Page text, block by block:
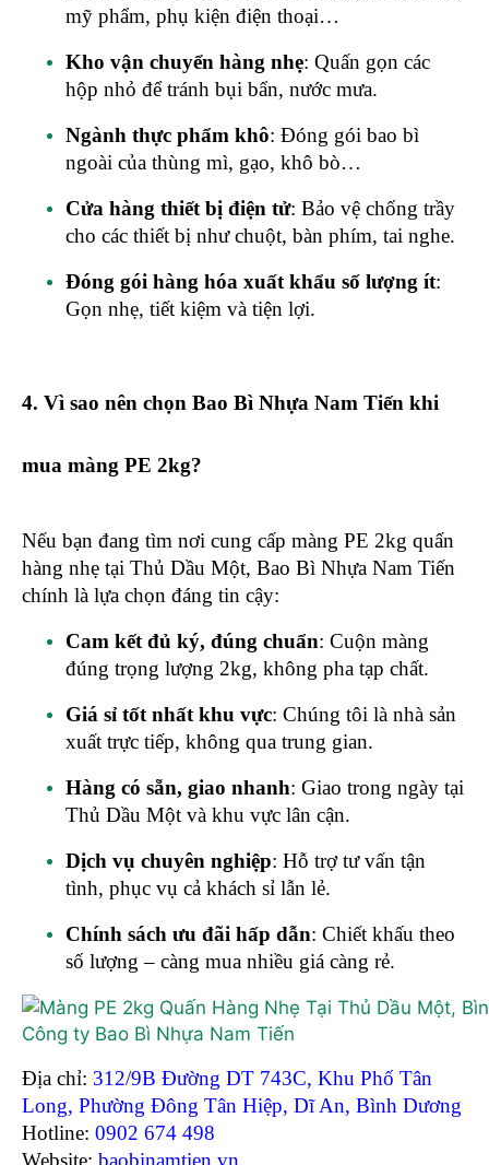
mỹ phẩm, phụ kiện điện thoại…
Kho vận chuyển hàng nhẹ: Quấn gọn các
hộp nhỏ để tránh bụi bẩn, nước mưa.
Ngành thực phẩm khô: Đóng gói bao bì
ngoài của thùng mì, gạo, khô bò…
Cửa hàng thiết bị điện tử: Bảo vệ chống trầy
cho các thiết bị như chuột, bàn phím, tai nghe.
Đóng gói hàng hóa xuất khẩu số lượng ít:
Gọn nhẹ, tiết kiệm và tiện lợi.
4. Vì sao nên chọn Bao Bì Nhựa Nam Tiến khi
mua màng PE 2kg?
Nếu bạn đang tìm nơi cung cấp màng PE 2kg quấn
hàng nhẹ tại Thủ Dầu Một, Bao Bì Nhựa Nam Tiến
chính là lựa chọn đáng tin cậy:
Cam kết đủ ký, đúng chuẩn: Cuộn màng
đúng trọng lượng 2kg, không pha tạp chất.
Giá sỉ tốt nhất khu vực: Chúng tôi là nhà sản
xuất trực tiếp, không qua trung gian.
Hàng có sẵn, giao nhanh: Giao trong ngày tại
Thủ Dầu Một và khu vực lân cận.
Dịch vụ chuyên nghiệp: Hỗ trợ tư vấn tận
tình, phục vụ cả khách sỉ lẫn lẻ.
Chính sách ưu đãi hấp dẫn: Chiết khấu theo
số lượng – càng mua nhiều giá càng rẻ.
Công ty Bao Bì Nhựa Nam Tiến
Địa chỉ: 312/9B Đường DT 743C, Khu Phố Tân
Long, Phường Đông Tân Hiệp, Dĩ An, Bình Dương
Hotline: 0902 674 498
Website: baobinamtien.vn